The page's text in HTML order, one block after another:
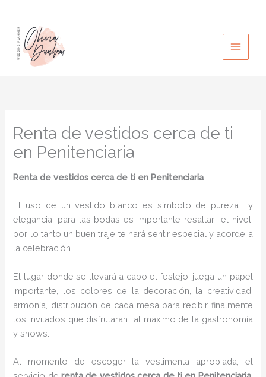
contenido
Renta de vestidos cerca de ti
en Penitenciaria
Renta de vestidos cerca de ti en Penitenciaria
El uso de un vestido blanco es símbolo de pureza y
elegancia, para las bodas es importante resaltar el nivel,
por lo tanto un buen traje te hará sentir especial y acorde a
la celebración.
El lugar donde se llevará a cabo el festejo, juega un papel
importante, los colores de la decoración, la creatividad,
armonía, distribución de cada mesa para recibir finalmente
los invitados que disfrutaran al máximo de la gastronomía
y shows.
Al momento de escoger la vestimenta apropiada, el